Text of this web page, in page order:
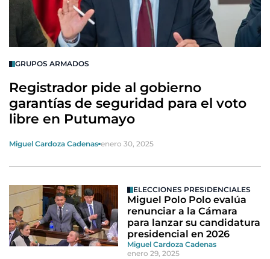
GRUPOS ARMADOS
Registrador pide al gobierno
garantías de seguridad para el voto
libre en Putumayo
Miguel Cardoza Cadenas enero 30, 2025
ELECCIONES PRESIDENCIALES
Miguel Polo Polo evalúa
renunciar a la Cámara
para lanzar su candidatura
presidencial en 2026
Miguel Cardoza Cadenas
enero 29, 2025